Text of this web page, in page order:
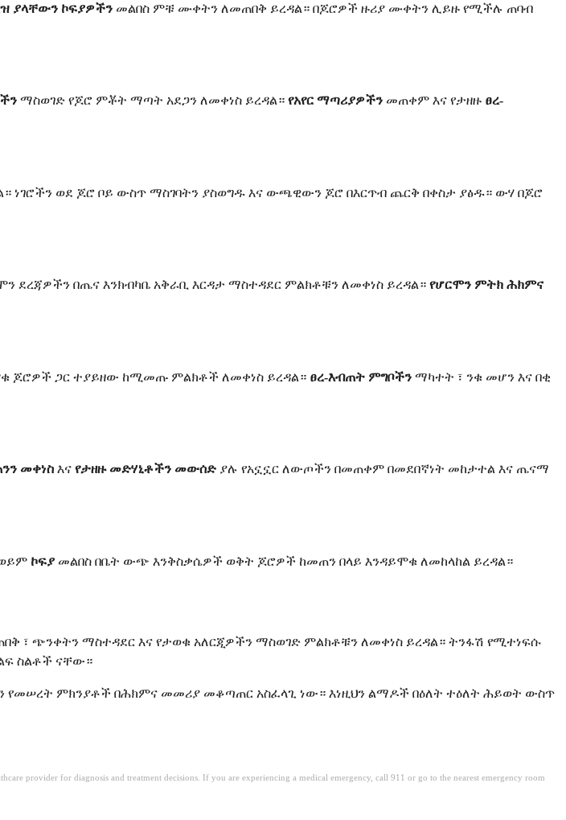
ያላቸውን ኮፍያዎችን መልበስ ምቹ ሙቀትን ለመጠበቅ ይረዳል። በጆሮዎች ዙሪያ ሙቀትን ሊይዙ የሚችሉ ጠባብ
ማስወገድ የጆሮ ምቾት ማጣት አደጋን ለመቀነስ ይረዳል። የአየር ማጣሪያዎችን መጠቀም እና የታዘዙ ፀረ-
ወደ ጆሮ ቦይ ውስጥ ማስገባትን ያስወግዱ እና ውጫዊውን ጆሮ በእርጥብ ጨርቅ በቀስታ ያፅዱ። ውሃ በጆሮ
በጤና እንክብካቤ አቅራቢ እርዳታ ማስተዳደር ምልክቶቹን ለመቀነስ ይረዳል። የሆርሞን ምትክ ሕክምና
ጆሮዎች ጋር ተያይዘው ከሚመጡ ምልክቶች ለመቀነስ ይረዳል። ፀረ-እብጠት ምግቦችን ማካተት ፣ ንቁ መሆን እና በቂ
መቀነስ እና የታዘዙ መድሃኒቶችን መውሰድ ያሉ የአኗኗር ለውጦችን በመጠቀም በመደበኛነት መከታተል እና ጤናማ
ኮፍያ መልበስ በቤት ውጭ እንቅስቃሴዎች ወቅት ጆሮዎች ከመጠን በላይ እንዳይሞቁ ለመከላከል ይረዳል።
ጭንቀትን ማስተዳደር እና የታወቁ አለርጂዎችን ማስወገድ ምልክቶቹን ለመቀነስ ይረዳል። ትንፋሽ የሚተነፍሱ
ስልቶች ናቸው።
ምክንያቶች በሕክምና መመሪያ መቆጣጠር አስፈላጊ ነው። እነዚህን ልማዶች በዕለት ተዕለት ሕይወት ውስጥ
provider for diagnosis and treatment decisions. If you are experiencing a medical emergency, call 911 or go to the nearest emergency room